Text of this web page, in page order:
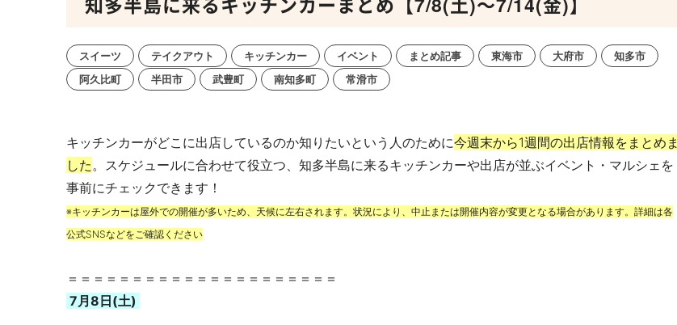
スイーツ テイクアウト キッチンカー イベント まとめ記事 東海市 大府市
知多市
阿久比町
半田市 武豊町 南知多町 常滑市
キッチンカーがどこに出店しているのか知りたいという人のために今週末から1週間の出店情報をまとめま
した。スケジュールに合わせて役立つ、知多半島に来るキッチンカーや出店が並ぶイベント・マルシェを
事前にチェックできます！
※キッチンカーは屋外での開催が多いため、天候に左右されます。状況により、中止または開催内容が変更となる場合があります。詳細は各
公式SNSなどをご確認ください
＝＝＝＝＝＝＝＝＝＝＝＝＝＝＝＝＝＝＝＝＝
7月8日(土)